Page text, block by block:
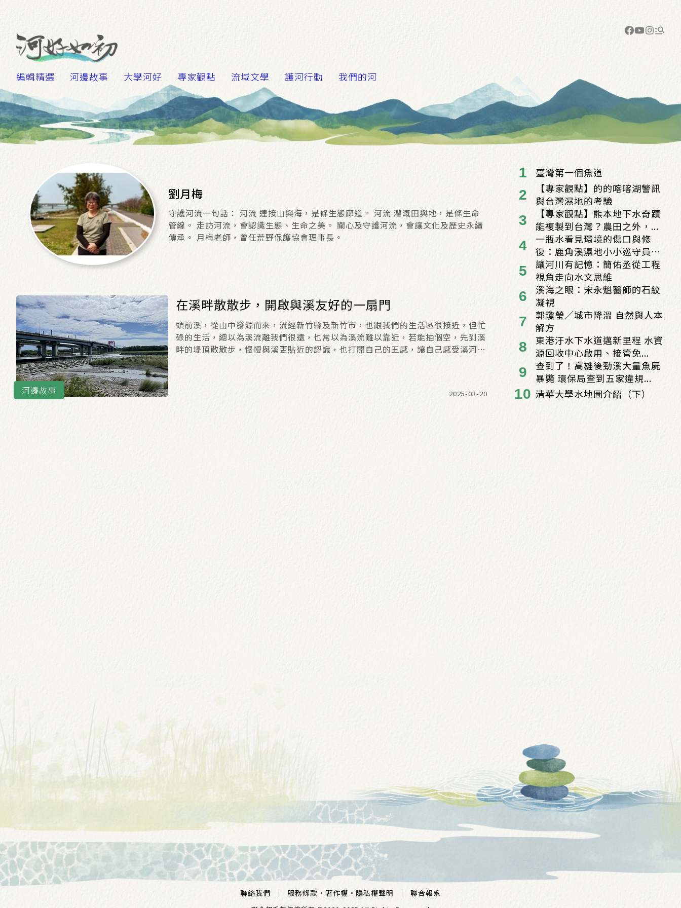
編輯精選 河邊故事 大學河好 專家觀點 流域文學 護河行動 我們的河
劉月梅
守護河流一句話： 河流 連接山與海，是條生態廊道。 河流 灌溉田與地，是條生命
管線。 走訪河流，會認識生態、生命之美。 關心及守護河流，會讓文化及歷史永續
傳承。 月梅老師，曾任荒野保護協會理事長。
河邊故事
在溪畔散散步，開啟與溪友好的一扇門
頭前溪，從山中發源而來，流經新竹縣及新竹市，也跟我們的生活區很接近，但忙
碌的生活，總以為溪流離我們很遠，也常以為溪流難以靠近，若能抽個空，先到溪
畔的堤頂散散步，慢慢與溪更貼近的認識，也打開自己的五感，讓自己感受溪河之
2025-03-20
臺灣第一個魚道
【專家觀點】的的喀喀湖警訊
與台灣濕地的考驗
【專家觀點】熊本地下水奇蹟
能複製到台灣？農田之外，...
一瓶水看見環境的傷口與修
復：鹿角溪濕地小小巡守員
的...
讓河川有記憶：簡佑丞從工程
視角走向水文思維
溪海之眼：宋永魁醫師的石紋
凝視
郭瓊瑩／城市降溫 自然與人本
解方
東港汙水下水道邁新里程 水資
源回收中心啟用、接管免...
查到了！高雄後勁溪大量魚屍
暴斃 環保局查到五家違規...
清華大學水地圖介紹（下）
聯絡我們 服務條款 · 著作權 · 隱私權聲明 聯合報系